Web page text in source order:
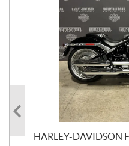
HARLEY-DAVIDSON